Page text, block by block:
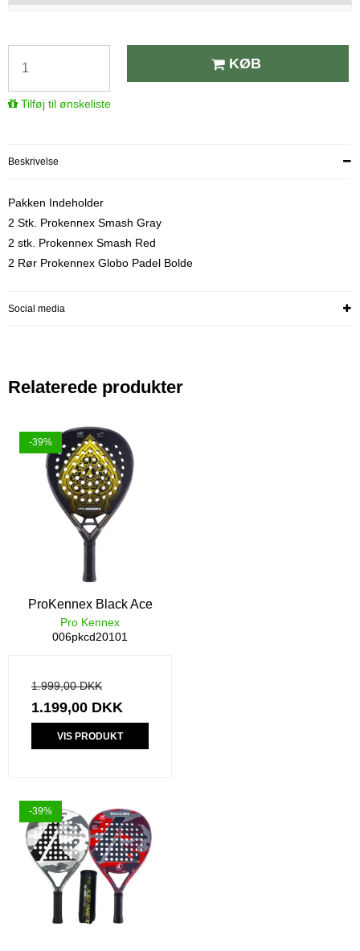
KØB
Tilføj til ønskeliste
Beskrivelse
Pakken Indeholder
2 Stk. Prokennex Smash Gray
2 stk. Prokennex Smash Red
2 Rør Prokennex Globo Padel Bolde
Social media
Relaterede produkter
-39%
ProKennex Black Ace
Pro Kennex
006pkcd20101
1.999,00 DKK
1.199,00 DKK
VIS PRODUKT
-39%